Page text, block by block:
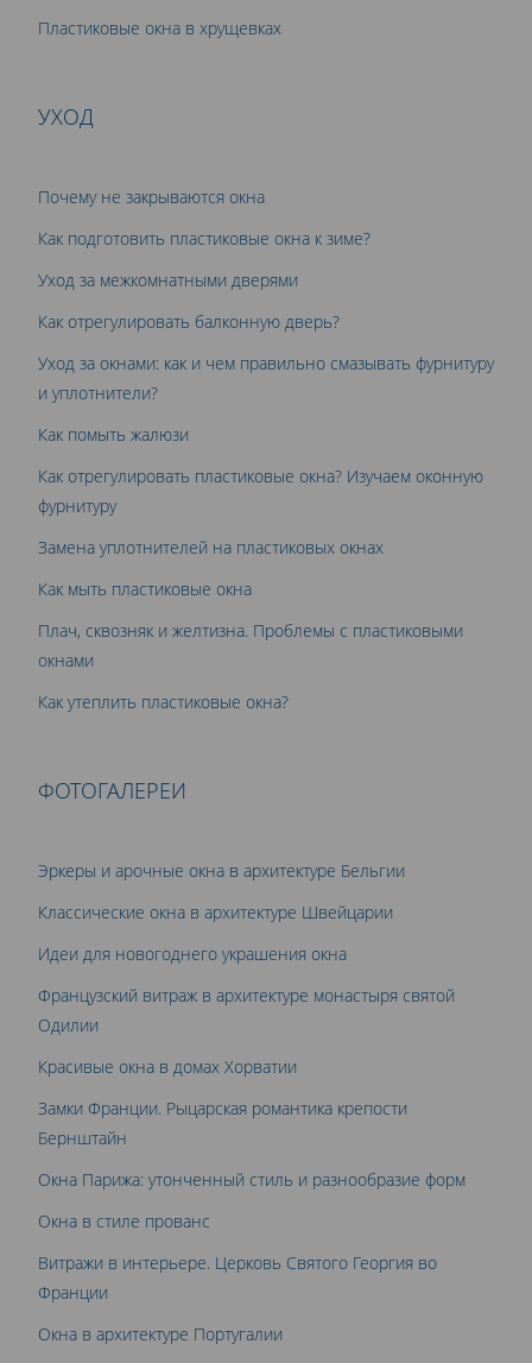
Пластиковые окна в хрущевках
УХОД
Почему не закрываются окна
Как подготовить пластиковые окна к зиме?
Уход за межкомнатными дверями
Как отрегулировать балконную дверь?
Уход за окнами: как и чем правильно смазывать фурнитуру
и уплотнители?
Как помыть жалюзи
Как отрегулировать пластиковые окна? Изучаем оконную
фурнитуру
Замена уплотнителей на пластиковых окнах
Как мыть пластиковые окна
Плач, сквозняк и желтизна. Проблемы с пластиковыми
окнами
Как утеплить пластиковые окна?
ФОТОГАЛЕРЕИ
Эркеры и арочные окна в архитектуре Бельгии
Классические окна в архитектуре Швейцарии
Идеи для новогоднего украшения окна
Французский витраж в архитектуре монастыря святой
Одилии
Красивые окна в домах Хорватии
Замки Франции. Рыцарская романтика крепости
Бернштайн
Окна Парижа: утонченный стиль и разнообразие форм
Окна в стиле прованс
Витражи в интерьере. Церковь Святого Георгия во
Франции
Окна в архитектуре Португалии